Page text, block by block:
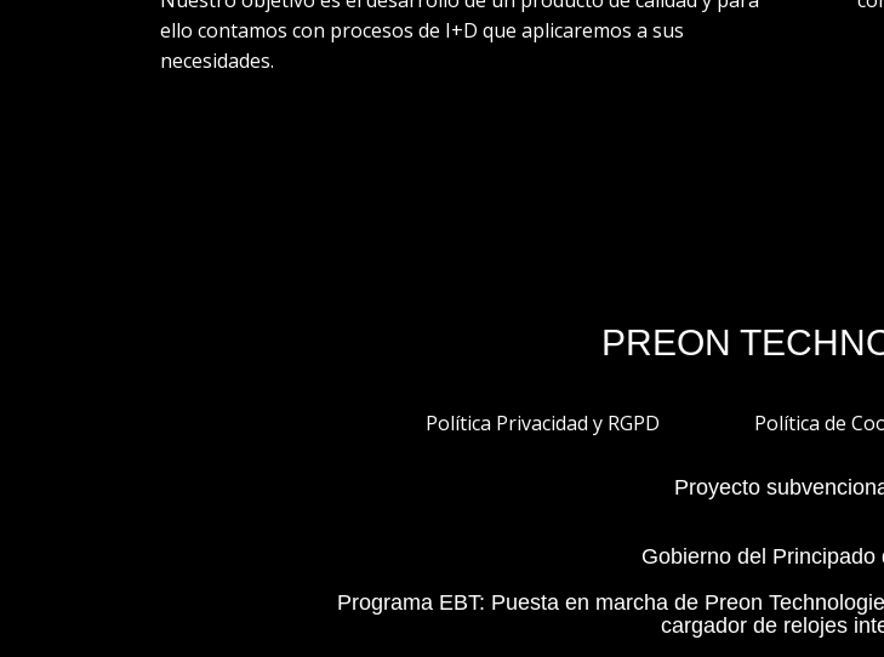
ello contamos con procesos de I+D que aplicaremos a sus
necesidades.
PREON
Política Privacidad y RGPD Política de
Proyecto
Gobierno del Principado
Programa EBT: Puesta en marcha de Preon
cargador de relojes